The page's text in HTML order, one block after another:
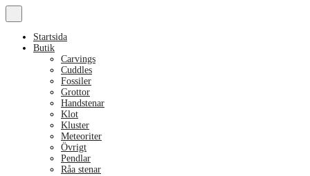
Startsida
Butik
Carvings
Cuddles
Fossiler
Grottor
Handstenar
Klot
Kluster
Meteoriter
Övrigt
Pendlar
Råa stenar